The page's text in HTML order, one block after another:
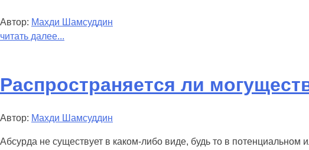
Автор: Махди Шамсуддин
читать далее...
Распространяется ли
Автор: Махди Шамсуддин
Абсурда не существует в каком-либо виде, будь то в